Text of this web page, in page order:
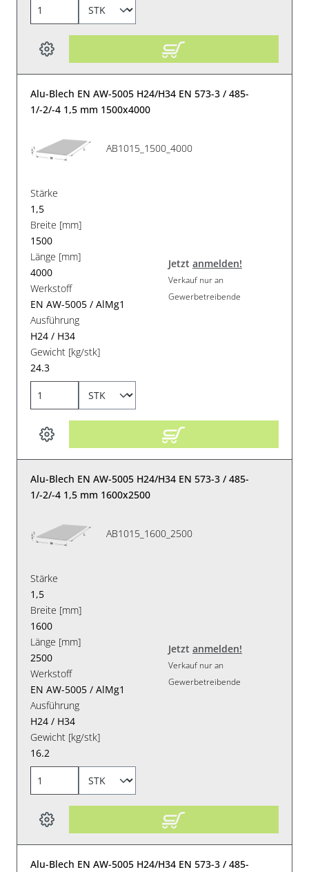
Alu-Blech EN AW-5005 H24/H34 EN 573-3 / 485-
1/-2/-4 1,5 mm 1500x4000
AB1015_1500_4000
Stärke
1,5
Breite [mm]
1500
Länge [mm]
4000
Werkstoff
EN AW-5005 / AlMg1
Ausführung
H24 / H34
Gewicht [kg/stk]
24.3
Jetzt anmelden!
Verkauf nur an
Gewerbetreibende
Alu-Blech EN AW-5005 H24/H34 EN 573-3 / 485-
1/-2/-4 1,5 mm 1600x2500
AB1015_1600_2500
Stärke
1,5
Breite [mm]
1600
Länge [mm]
2500
Werkstoff
EN AW-5005 / AlMg1
Ausführung
H24 / H34
Gewicht [kg/stk]
16.2
Jetzt anmelden!
Verkauf nur an
Gewerbetreibende
Alu-Blech EN AW-5005 H24/H34 EN 573-3 / 485-